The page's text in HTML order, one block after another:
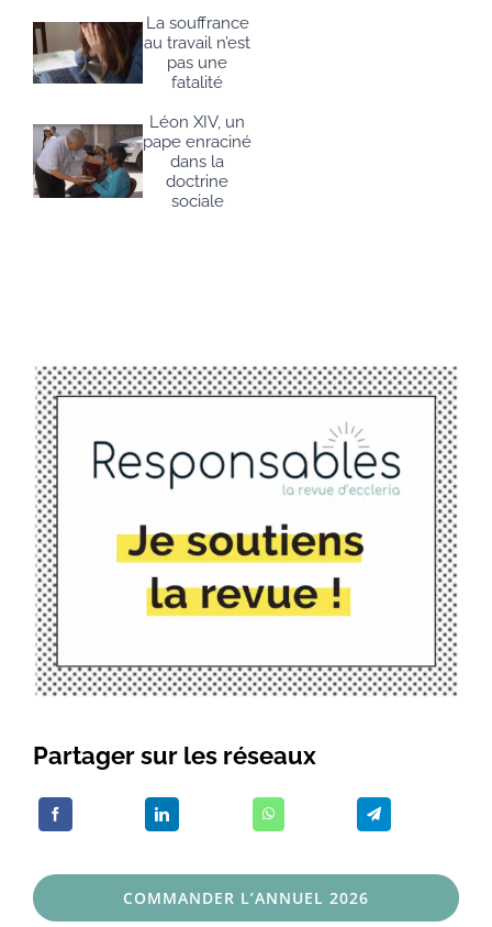
La souffrance
au travail n’est
pas une
fatalité
Léon XIV, un
pape enraciné
dans la
doctrine
sociale
Partager sur les réseaux
COMMANDER L’ANNUEL 2026